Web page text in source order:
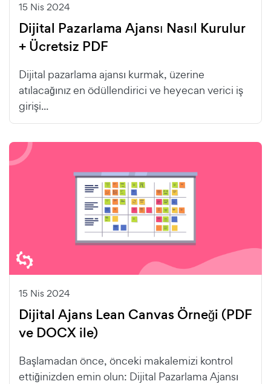
15 Nis 2024
Dijital Pazarlama Ajansı Nasıl Kurulur
+ Ücretsiz PDF
Dijital pazarlama ajansı kurmak, üzerine
atılacağınız en ödüllendirici ve heyecan verici iş
girişi...
15 Nis 2024
Dijital Ajans Lean Canvas Örneği (PDF
ve DOCX ile)
Başlamadan önce, önceki makalemizi kontrol
ettiğinizden emin olun: Dijital Pazarlama Ajansı